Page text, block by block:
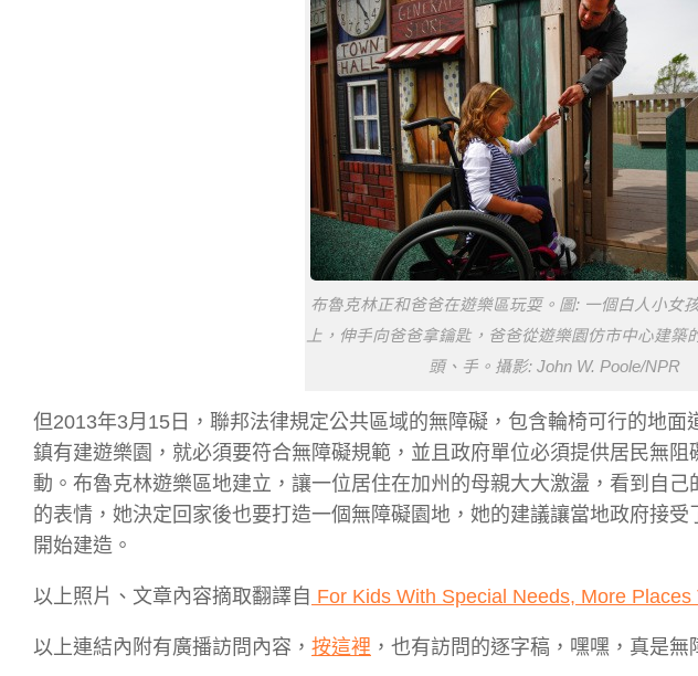
布魯克林正和爸爸在遊樂區玩耍。圖: 一個白人小女
上，伸手向爸爸拿鑰匙，爸爸從遊樂園仿市中心建築
頭、手。攝影: John W. Poole/NPR
但2013年3月15日，聯邦法律規定公共區域的無障礙，包含輪椅可行的地
鎮有建遊樂園，就必須要符合無障礙規範，並且政府單位必須提供居民無
動。布魯克林遊樂區地建立，讓一位居住在加州的母親大大激盪，看到自
的表情，她決定回家後也要打造一個無障礙園地，她的建議讓當地政府接
開始建造。
以上照片、文章內容摘取翻譯自 For Kids With Special Needs, More Places
以上連結內附有廣播訪問內容， 按這裡 ，也有訪問的逐字稿，嘿嘿，真是